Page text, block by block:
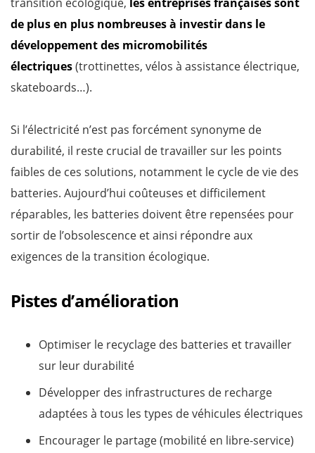
transition écologique, les entreprises françaises sont
de plus en plus nombreuses à investir dans le
développement des micromobilités
électriques(trottinettes, vélos à assistance électrique,
skateboards…).
Si l’électricité n’est pas forcément synonyme de
durabilité, il reste crucial de travailler sur les points
faibles de ces solutions, notamment le cycle de vie des
batteries. Aujourd’hui coûteuses et difficilement
réparables, les batteries doivent être repensées pour
sortir de l’obsolescence et ainsi répondre aux
exigences de la transition écologique.
Pistes d’amélioration
Optimiser le recyclage des batteries et travailler
sur leur durabilité
Développer des infrastructures de recharge
adaptées à tous les types de véhicules électriques
Encourager le partage (mobilité en libre-service)